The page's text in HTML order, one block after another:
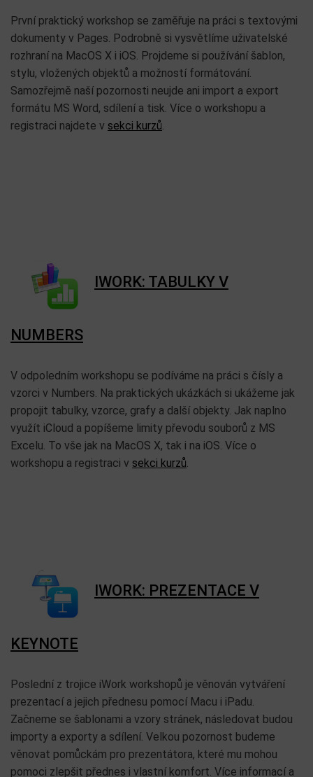
První praktický workshop se zaměřuje na práci s textovými
dokumenty v Pages. Podrobně si vysvětlíme uživatelské
rozhraní na MacOS X i iOS. Projdeme si používání šablon,
stylu, vložených objektů a možností formátování.
Samozřejmě naší pozornosti neujde ani import a export
formátu MS Word, sdílení a tisk. Více o workshopu a
registraci najdete v sekci kurzů.
IWORK: TABULKY V
NUMBERS
V odpoledním workshopu se podíváme na práci s čísly a
vzorci v Numbers. Na praktických ukázkách si ukážeme jak
propojit tabulky, vzorce, grafy a další objekty. Jak naplno
využít iCloud a popíšeme limity převodu souborů z MS
Excelu. To vše jak na MacOS X, tak i na iOS. Více o
workshopu a registraci v sekci kurzů.
IWORK: PREZENTACE V
KEYNOTE
Poslední z trojice iWork workshopů je věnován vytváření
prezentací a jejich přednesu pomocí Macu i iPadu.
Začneme se šablonami a vzory stránek, následovat budou
importy a exporty a sdílení. Velkou pozornost budeme
věnovat pomůckám pro prezentátora, které mu mohou
pomoci zlepšit přednes i vlastní komfort. Více informací a